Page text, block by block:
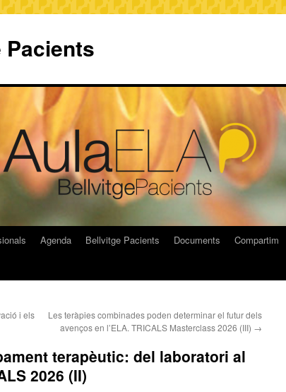
Agenda Bellvitge Pacients Documents Compartim
i els
Les teràpies combinades poden determinar el futur dels
avenços en l’ELA. TRICALS Masterclass 2026 (III) →
terapèutic: del laboratori al
2026 (II)